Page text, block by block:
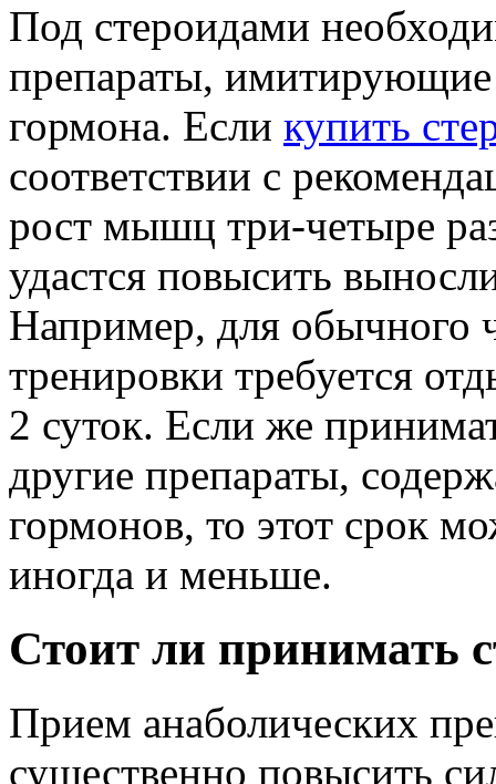
Под стероидами
препараты, имитирующие
гормона. Если купить
соответствии с
рост мышц три-четыре
удастся повысить
Например, для обычного
тренировки требуется
2 суток. Если же
другие препараты,
гормонов, то этот срок
иногда и меньше.
Стоит ли принимать
Прием анаболических
существенно повысить